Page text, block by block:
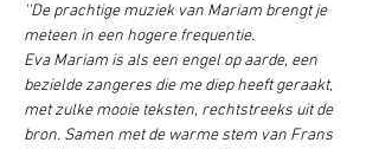
''De prachtige muziek van Mariam brengt je
meteen in een hogere frequentie.
Eva Mariam is als een engel op aarde, een
bezielde zangeres die me diep heeft geraakt,
met zulke mooie teksten, rechtstreeks uit de
bron. Samen met de warme stem van Frans